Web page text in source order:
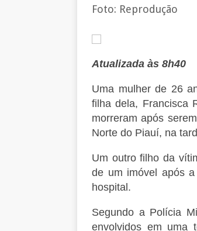
Foto: Reprodução
Atualizada às 8h40
Uma mulher de 26
filha dela, Francisca
morreram após
Norte do Piauí, na
Um outro filho da
de um imóvel após
hospital.
Segundo a Polícia
envolvidos em uma